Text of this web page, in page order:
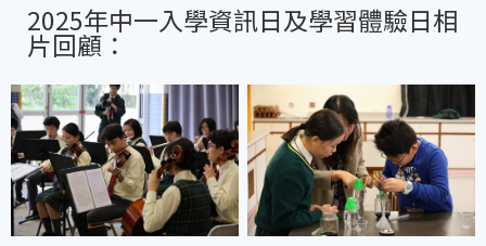
2025年中一入學資訊日及學習體驗日相
片回顧：